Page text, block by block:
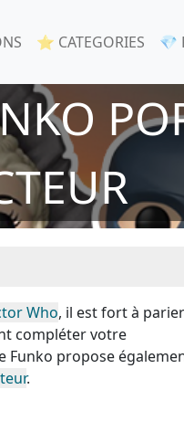
⭐ CATEGORIES 💎
Who, il est fort à parier
compléter votre
Funko propose
.